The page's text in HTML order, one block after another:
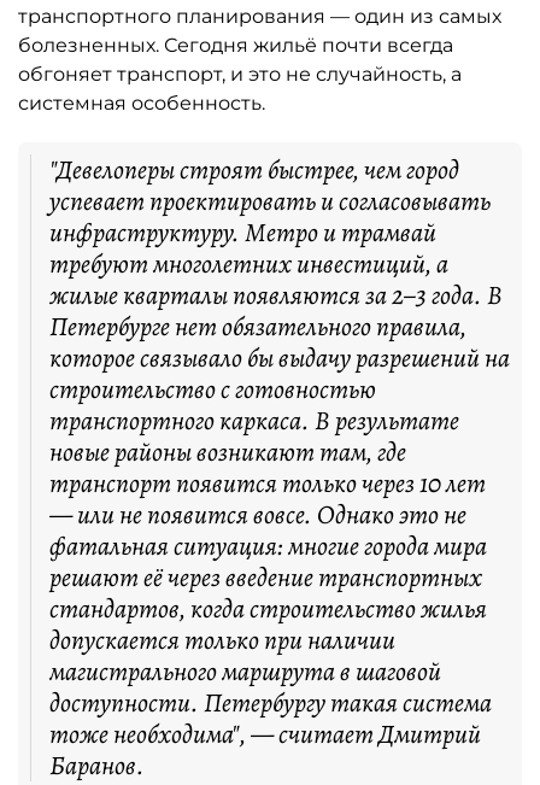
транспортного планирования — один из самых
болезненных. Сегодня жильё почти всегда
обгоняет транспорт, и это не случайность, а
системная особенность.
"Девелоперы строят быстрее, чем город
успевает проектировать и согласовывать
инфраструктуру. Метро и трамвай
требуют многолетних инвестиций, а
жилые кварталы появляются за 2–3 года. В
Петербурге нет обязательного правила,
которое связывало бы выдачу разрешений на
строительство с готовностью
транспортного каркаса. В результате
новые районы возникают там, где
транспорт появится только через 10 лет
— или не появится вовсе. Однако это не
фатальная ситуация: многие города мира
решают её через введение транспортных
стандартов, когда строительство жилья
допускается только при наличии
магистрального маршрута в шаговой
доступности. Петербургу такая система
тоже необходима", — считает Дмитрий
Баранов.